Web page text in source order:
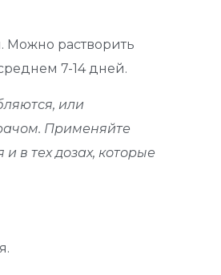
Можно растворить
7-14 дней.
или
Применяйте
в тех дозах, которые